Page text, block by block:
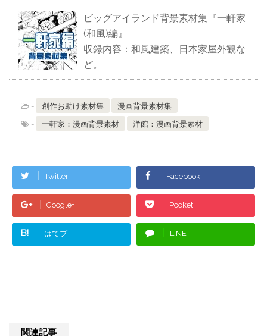
ビッグアイランド背景素材集『一軒家
(和風)編』
収録内容：和風建築、日本家屋外観な
ど。
- 創作お助け素材集
漫画背景素材集
-
一軒家：漫画背景素材 洋館：漫画背景素材
Twitter Facebook
Google+ Pocket
B! はてブ LINE
関連記事